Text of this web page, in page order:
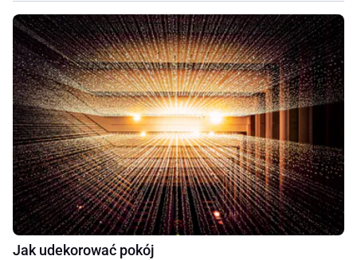
Jak udekorować pokój